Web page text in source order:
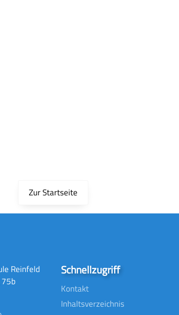
Zur Startseite
Reinfeld
Schnellzugriff
Kontakt
Inhaltsverzeichnis